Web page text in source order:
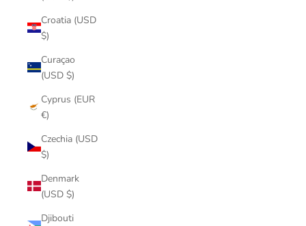
Croatia (USD
$)
Curaçao
(USD $)
Cyprus (EUR
€)
Czechia (USD
$)
Denmark
(USD $)
Djibouti